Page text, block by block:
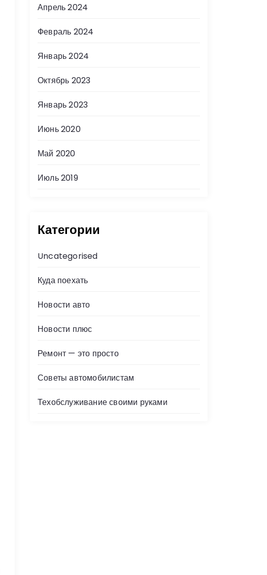
Апрель 2024
Февраль 2024
Январь 2024
Октябрь 2023
Январь 2023
Июнь 2020
Май 2020
Июль 2019
Категории
Uncategorised
Куда поехать
Новости авто
Новости плюс
Ремонт — это просто
Советы автомобилистам
Техобслуживание своими руками